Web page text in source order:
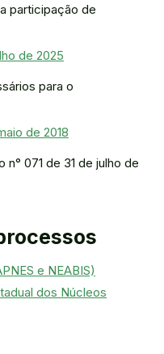
participação de
de 2025
para o
de 2018
071 de 31 de julho de
e NEABIS)
dos Núcleos